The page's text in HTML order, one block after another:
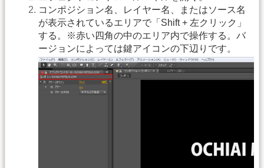
コンポジション名、レイヤー名、またはソース名
が表示されているエリアで「Shift + 左クリック」
する。※赤い四角の中のエリア内で操作する。バ
ージョンによっては鍵アイコンの下辺りです。